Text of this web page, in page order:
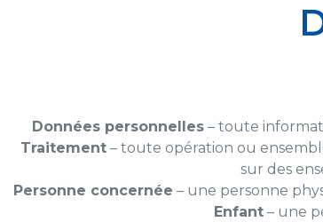
Données personnelles – toute
Traitement – toute opération ou
sur des
Personne concernée – une personne
Enfant – une